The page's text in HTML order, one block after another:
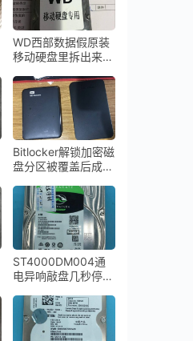
WD西部数据假原装
移动硬盘里拆出来一
头损坏开盘数据恢复
成功
Bitlocker解锁加密磁
盘分区被覆盖后成功
ST4000DM004通
电异响敲盘几秒停转
数据恢复完美成功